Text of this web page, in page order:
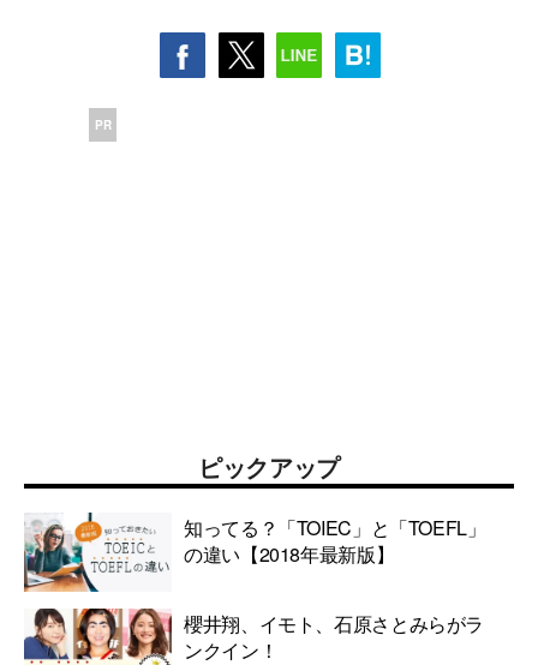
PR
ピックアップ
知ってる？「TOIEC」と「TOEFL」
の違い【2018年最新版】
櫻井翔、イモト、石原さとみらがラ
ンクイン！